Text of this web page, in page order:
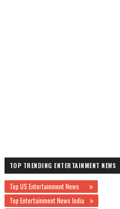
TOP TRENDING ENTERTAINMENT NEWS
Top US Entertainment News
Top Entertainment News India